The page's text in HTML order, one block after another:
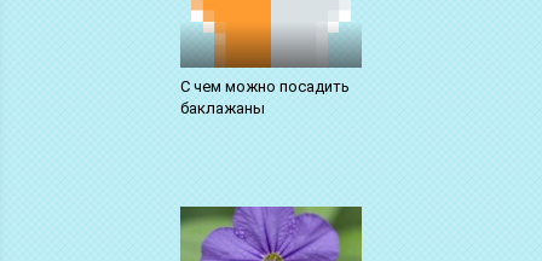
С чем можно посадить
баклажаны